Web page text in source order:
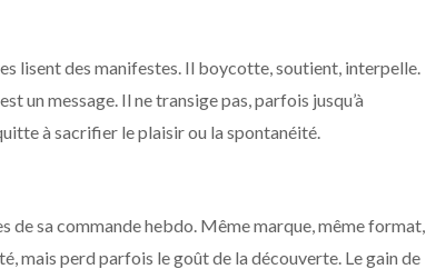
lisent des manifestes. Il boycotte, soutient, interpelle.
un message. Il ne transige pas, parfois jusqu’à
à sacrifier le plaisir ou la spontanéité.
de sa commande hebdo. Même marque, même format,
mais perd parfois le goût de la découverte. Le gain de